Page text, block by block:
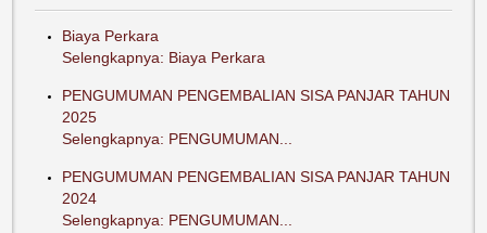
Biaya Perkara
Selengkapnya: Biaya Perkara
PENGUMUMAN PENGEMBALIAN SISA PANJAR TAHUN
2025
Selengkapnya: PENGUMUMAN...
PENGUMUMAN PENGEMBALIAN SISA PANJAR TAHUN
2024
Selengkapnya: PENGUMUMAN...